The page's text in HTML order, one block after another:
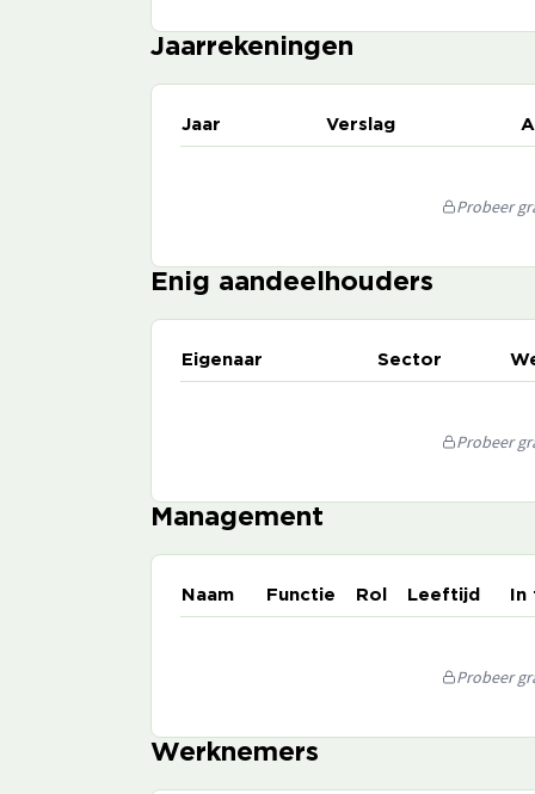
Jaarrekeningen
Jaar Verslag
Probeer
Enig aandeelhouders
Eigenaar Sector
Probeer
Management
Naam Functie Rol Leeftijd
Probeer
Werknemers